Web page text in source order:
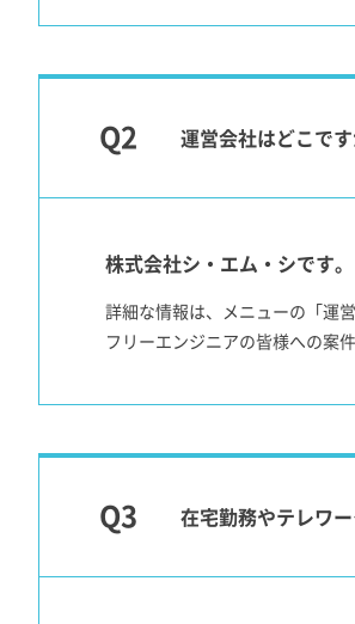
運営会社はどこです
株式会社シ・エム・シです。
詳細な情報は、メニューの「運
フリーエンジニアの皆様への案
在宅勤務やテレワ